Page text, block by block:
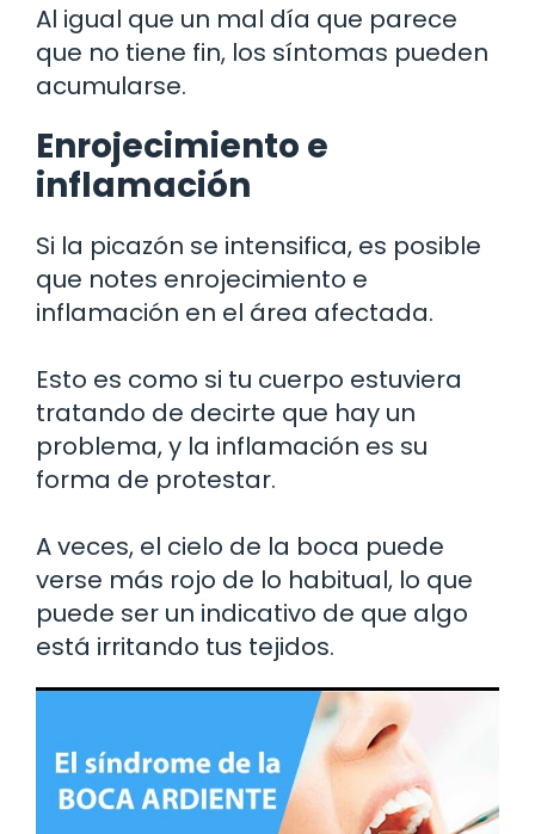
Al igual que un mal día que parece
que no tiene fin, los síntomas pueden
acumularse.
Enrojecimiento e
inflamación
Si la picazón se intensifica, es posible
que notes enrojecimiento e
inflamación en el área afectada.
Esto es como si tu cuerpo estuviera
tratando de decirte que hay un
problema, y la inflamación es su
forma de protestar.
A veces, el cielo de la boca puede
verse más rojo de lo habitual, lo que
puede ser un indicativo de que algo
está irritando tus tejidos.